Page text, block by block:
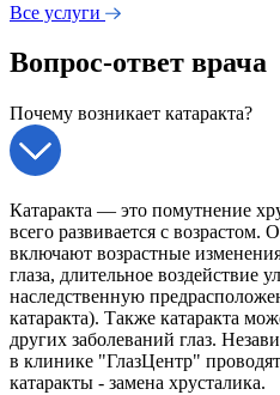
Все услуги
Вопрос-ответ врача
Почему возникает катаракта?
Катаракта — это помутнение
всего развивается с
включают возрастные
глаза, длительное воздействие
наследственную
катаракта). Также катаракта
других заболеваний глаз.
в клинике "ГлазЦентр"
катаракты - замена хрусталика.